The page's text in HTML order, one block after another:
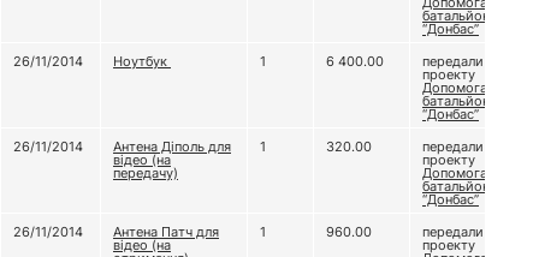
батальйону
“Донбас”
26/11/2014
Ноутбук 1 6 400.00 передали
проекту
Допомога
батальйону
“Донбас”
26/11/2014
Антена Діполь для
відео (на
передачу)
1 320.00 передали
проекту
Допомога
батальйону
“Донбас”
26/11/2014
Антена Патч для
відео (на
1 960.00 передали
проекту